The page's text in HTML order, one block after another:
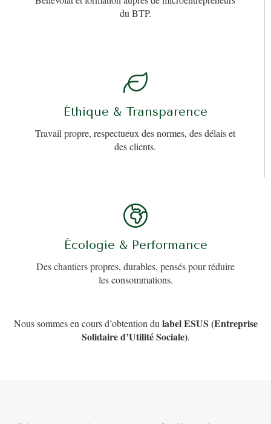
du BTP.
Éthique & Transparence
Travail propre, respectueux des normes, des délais et
des clients.
Écologie & Performance
Des chantiers propres, durables, pensés pour réduire
les consommations.
Nous sommes en cours d’obtention du label ESUS (Entreprise
Solidaire d’Utilité Sociale).